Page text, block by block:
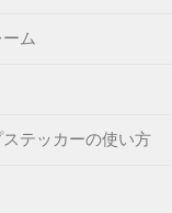
ム
テッカーの使い方